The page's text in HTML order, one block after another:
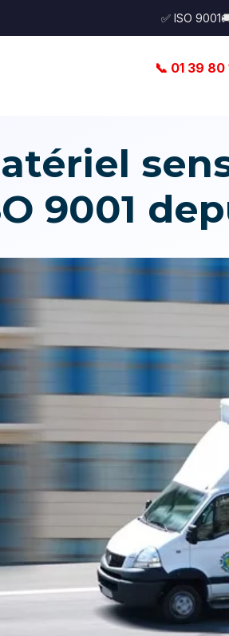
✅ ISO 9001
📞 01 39 80
9001